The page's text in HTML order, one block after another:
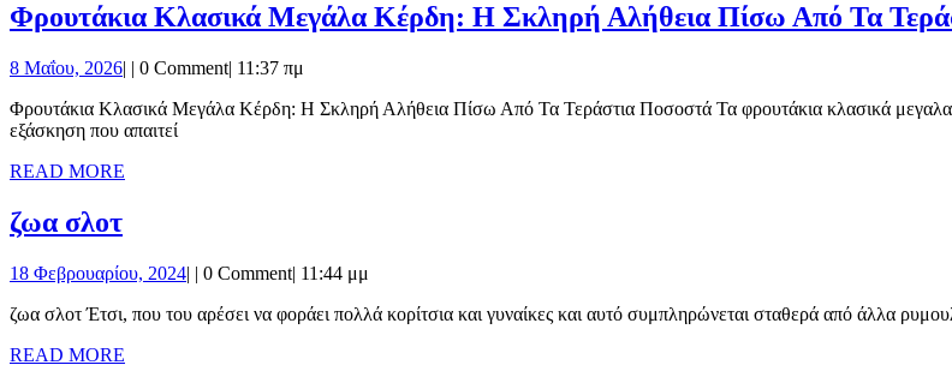
Φρουτάκια Κλασικά Μεγάλα Κέρδη: Η Σκληρή Αλήθεια Πίσω Από Τα
8 Μαΐου, 20268
2026
| | 0 Comment| 11:37 πμ
Φρουτάκια Κλασικά Μεγάλα Κέρδη: Η Σκληρή Αλήθεια Πίσω Από Τα Τεράστια Ποσοστά Τα φρουτάκια κλασικά μεγαλα κερδη δεν είναι απλώς τυχαία σειρές φωτεινών σημείων – είναι μαθηματική
εξάσκηση που απαιτεί
READ MORE
ζωα σλοτζωα
18 Φεβρουαρίου, 202418
2024
| | 0 Comment| 11:44 μμ
ζωα σλοτ Έτσι, που του αρέσει να φοράει πολλά κορίτσια και γυναίκες και αυτό συμπληρώνεται σταθερά από άλλα
READ MORE